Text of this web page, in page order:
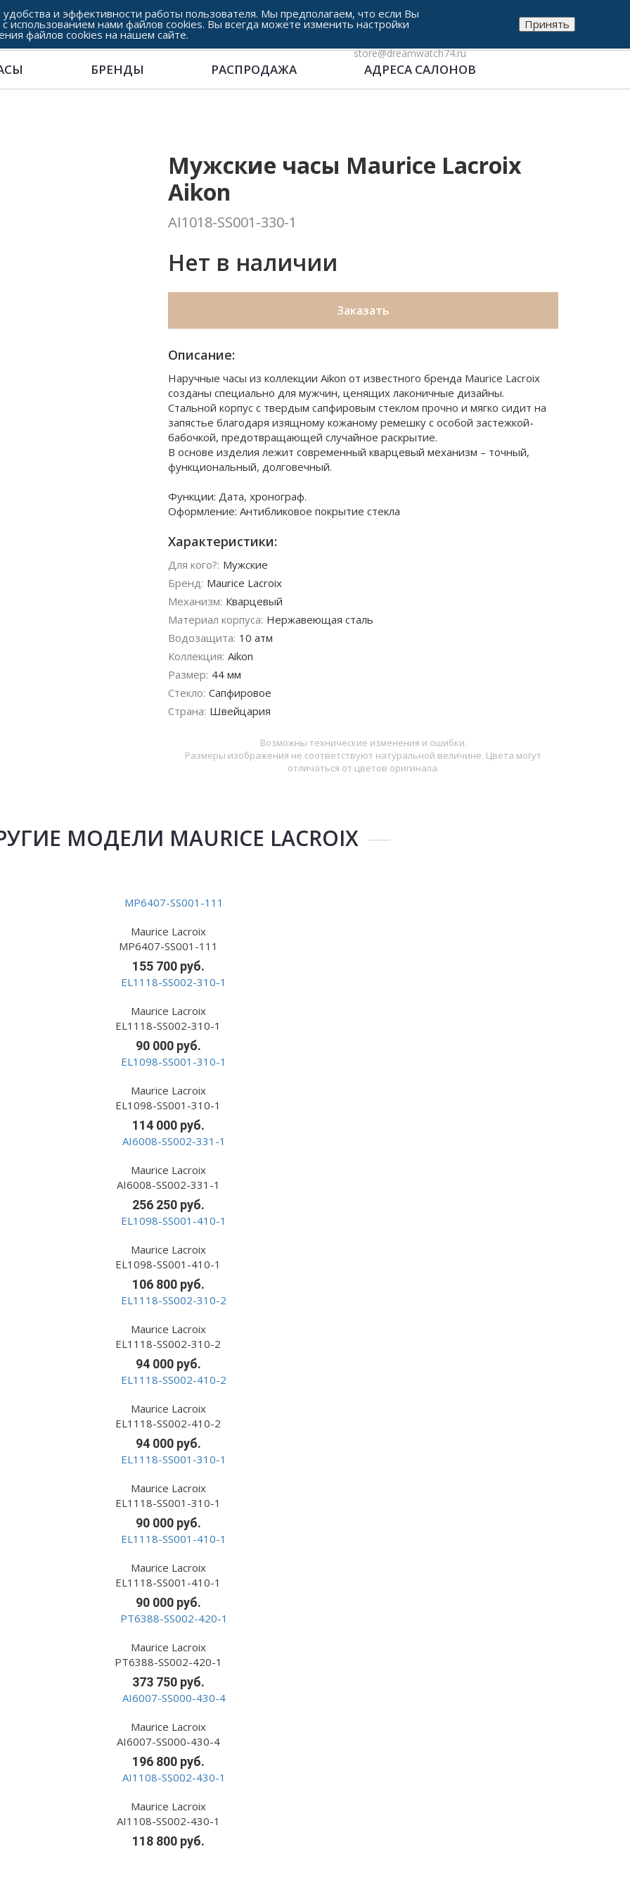
8-912-771-38-05
store@dreamwatch74.ru
БРЕНДЫ РАСПРОДАЖА АДРЕСА САЛОНОВ
Мужские часы Maurice Lacroix
Aikon
AI1018-SS001-330-1
Нет в наличии
Заказать
Описание:
Наручные часы из коллекции Aikon от известного бренда Maurice Lacroix
созданы специально для мужчин, ценящих лаконичные дизайны.
Стальной корпус с твердым сапфировым стеклом прочно и мягко сидит на
запястье благодаря изящному кожаному ремешку с особой застежкой-
бабочкой, предотвращающей случайное раскрытие.
В основе изделия лежит современный кварцевый механизм – точный,
функциональный, долговечный.
Функции: Дата, хронограф.
Оформление: Антибликовое покрытие стекла
Характеристики:
Для кого?: Мужские
Бренд: Maurice Lacroix
Механизм: Кварцевый
Материал корпуса: Нержавеющая сталь
Водозащита: 10 атм
Коллекция: Aikon
Размер: 44 мм
Стекло: Сапфировое
Страна: Швейцария
Возможны технические изменения и ошибки.
Размеры изображения не соответствуют натуральной величине. Цвета могут
отличаться от цветов оригинала.
МОДЕЛИ MAURICE LACROIX
Maurice Lacroix
MP6407-SS001-111
155 700 руб.
Maurice Lacroix
EL1118-SS002-310-1
90 000 руб.
Maurice Lacroix
EL1098-SS001-310-1
114 000 руб.
Maurice Lacroix
AI6008-SS002-331-1
256 250 руб.
Maurice Lacroix
EL1098-SS001-410-1
106 800 руб.
Maurice Lacroix
EL1118-SS002-310-2
94 000 руб.
Maurice Lacroix
EL1118-SS002-410-2
94 000 руб.
Maurice Lacroix
EL1118-SS001-310-1
90 000 руб.
Maurice Lacroix
EL1118-SS001-410-1
90 000 руб.
Maurice Lacroix
PT6388-SS002-420-1
373 750 руб.
Maurice Lacroix
AI6007-SS000-430-4
196 800 руб.
Maurice Lacroix
AI1108-SS002-430-1
118 800 руб.
и эффективности работы пользователя. Мы предполагаем, что если Вы
использованием нами файлов cookies. Вы всегда можете изменить настройки
файлов cookies на нашем сайте.
Принять